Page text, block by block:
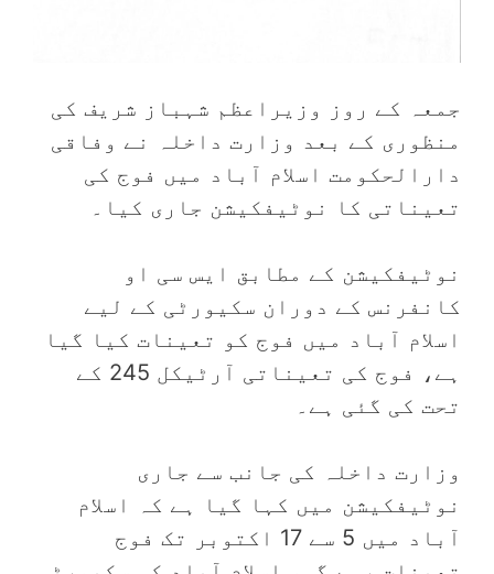
جمعہ کے روز وزیراعظم شہباز شریف کی
منظوری کے بعد وزارت داخلہ نے وفاقی
دارالحکومت اسلام آباد میں فوج کی
تعیناتی کا نوٹیفکیشن جاری کیا۔
نوٹیفکیشن کے مطابق ایس سی او
کانفرنس کے دوران سکیورٹی کے لیے
اسلام آباد میں فوج کو تعینات کیا گیا
ہے، فوج کی تعیناتی آرٹیکل 245 کے
تحت کی گئی ہے۔
وزارت داخلہ کی جانب سے جاری
نوٹیفکیشن میں کہا گیا ہے کہ اسلام
آباد میں 5 سے 17 اکتوبر تک فوج